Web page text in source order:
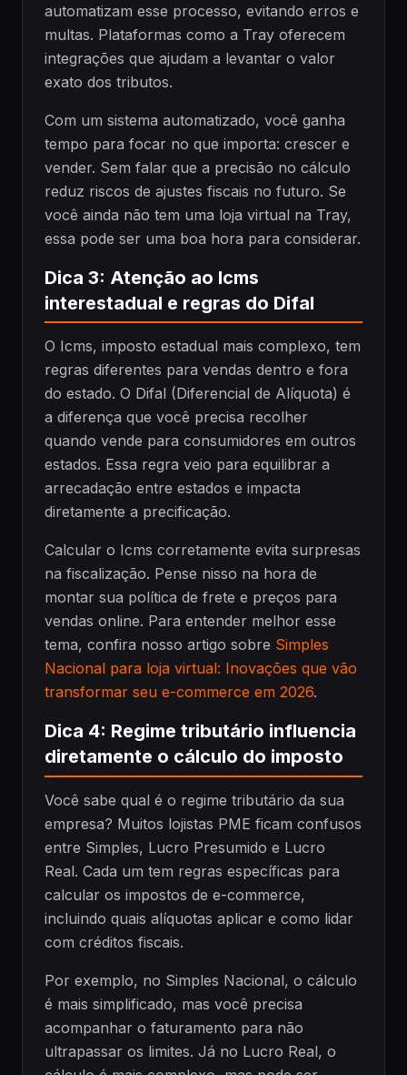
automatizam esse processo, evitando erros e
multas. Plataformas como a Tray oferecem
integrações que ajudam a levantar o valor
exato dos tributos.
Com um sistema automatizado, você ganha
tempo para focar no que importa: crescer e
vender. Sem falar que a precisão no cálculo
reduz riscos de ajustes fiscais no futuro. Se
você ainda não tem uma loja virtual na Tray,
essa pode ser uma boa hora para considerar.
Dica 3: Atenção ao Icms
interestadual e regras do Difal
O Icms, imposto estadual mais complexo, tem
regras diferentes para vendas dentro e fora
do estado. O Difal (Diferencial de Alíquota) é
a diferença que você precisa recolher
quando vende para consumidores em outros
estados. Essa regra veio para equilibrar a
arrecadação entre estados e impacta
diretamente a precificação.
Calcular o Icms corretamente evita surpresas
na fiscalização. Pense nisso na hora de
montar sua política de frete e preços para
vendas online. Para entender melhor esse
tema, confira nosso artigo sobre Simples
Nacional para loja virtual: Inovações que vão
transformar seu e-commerce em 2026.
Dica 4: Regime tributário influencia
diretamente o cálculo do imposto
Você sabe qual é o regime tributário da sua
empresa? Muitos lojistas PME ficam confusos
entre Simples, Lucro Presumido e Lucro
Real. Cada um tem regras específicas para
calcular os impostos de e-commerce,
incluindo quais alíquotas aplicar e como lidar
com créditos fiscais.
Por exemplo, no Simples Nacional, o cálculo
é mais simplificado, mas você precisa
acompanhar o faturamento para não
ultrapassar os limites. Já no Lucro Real, o